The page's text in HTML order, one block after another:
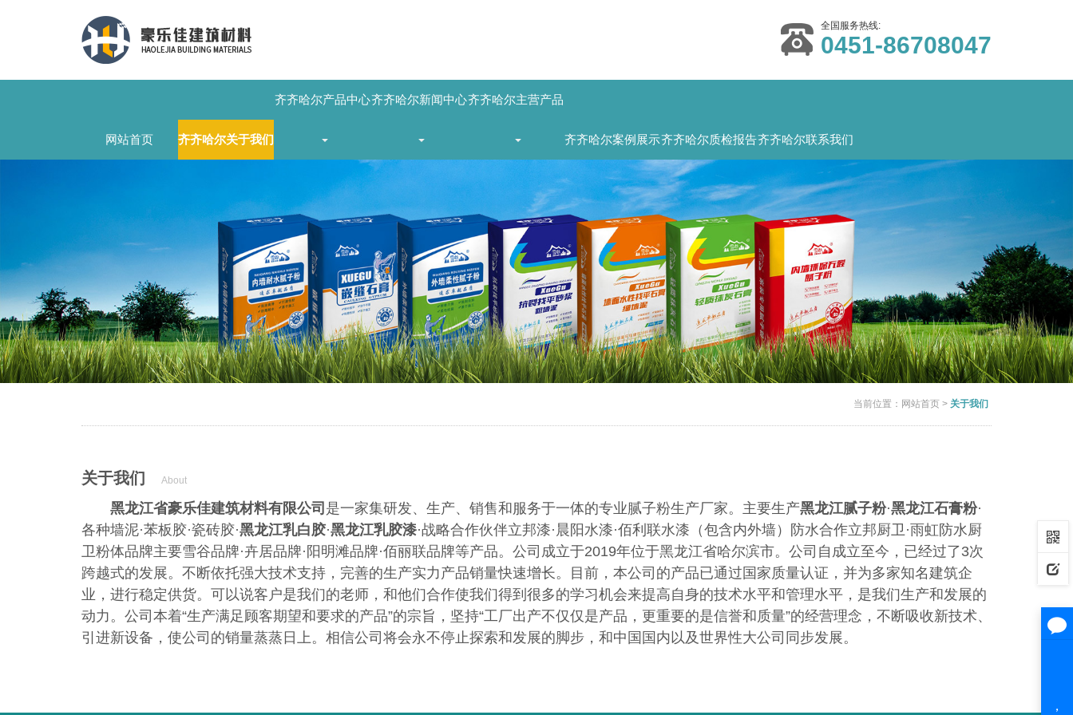
全国服务热线:
0451-86708047
网站首页 齐齐哈尔关于我们
齐齐哈尔产品中心齐齐哈尔新闻中心齐齐哈尔主营产品
齐齐哈尔案例展示齐齐哈尔质检报告齐齐哈尔联系我们
当前位置： 网站首页 > 关于我们
关于我们 About
黑龙江省豪乐佳建筑材料有限公司 是一家集研发、生产、销售和服务于一体的专业腻子粉生产厂家。主要生产黑龙江腻子粉·黑龙江石膏粉·
各种墙泥·苯板胶·瓷砖胶·黑龙江乳白胶·黑龙江乳胶漆·战略合作伙伴立邦漆·晨阳水漆·佰利联水漆（包含内外墙）防水合作立邦厨卫·雨虹防水厨
卫粉体品牌主要雪谷品牌·卉居品牌·阳明滩品牌·佰丽联品牌等产品。公司成立于2019年位于黑龙江省哈尔滨市。公司自成立至今，已经过了3次
跨越式的发展。不断依托强大技术支持，完善的生产实力产品销量快速增长。目前，本公司的产品已通过国 家质量认证，并为多家知名建筑企
业，进行稳定供货。可以说客户是我们的老师，和他们合作使我们得到很多的学习机会来提高自身的技术水平和管理水平，是我们生产和发展的
动力。公司本着“生产满足顾客期望和要求的产品”的宗旨，坚持“工厂出产不仅仅是产品，更重要的是信誉和质量”的经营理念，不断吸收新技术、
引进新设备，使公司的销量蒸蒸日上。相信公司将会永不停止探索和发展的脚步，和中国国内以及世界性大公司同步发展。